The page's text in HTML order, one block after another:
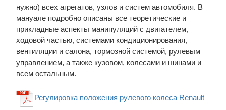
нужно) всех агрегатов, узлов и систем автомобиля. В
мануале подробно описаны все теоретические и
прикладные аспекты манипуляций с двигателем,
ходовой частью, системами кондиционирования,
вентиляции и салона, тормозной системой, рулевым
управлением, а также кузовом, колесами и шинами и
всем остальным.
Регулировка положения рулевого колеса Renault